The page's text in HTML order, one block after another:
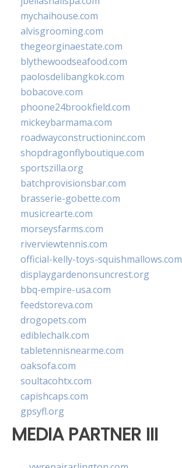
mychaihouse.com
alvisgrooming.com
thegeorginaestate.com
blythewoodseafood.com
paolosdelibangkok.com
bobacove.com
phoone24brookfield.com
mickeybarmama.com
roadwayconstructioninc.com
shopdragonflyboutique.com
sportszilla.org
batchprovisionsbar.com
brasserie-gobette.com
musicrearte.com
morseysfarms.com
riverviewtennis.com
official-kelly-toys-squishmallows.com
displaygardenonsuncrest.org
bbq-empire-usa.com
feedstoreva.com
drogopets.com
ediblechalk.com
tabletennisnearme.com
oaksofa.com
soultacohtx.com
capishcaps.com
gpsyfl.org
MEDIA PARTNER III